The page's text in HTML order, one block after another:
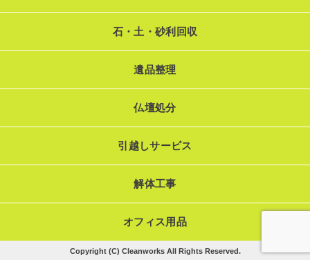
石・土・砂利回収
遺品整理
仏壇処分
引越しサービス
解体工事
オフィス用品
Copyright (C) Cleanworks All Rights Reserved.